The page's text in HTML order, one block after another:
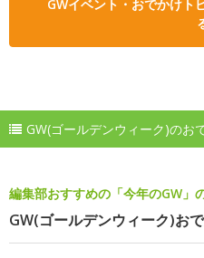
GWイベント・おでかけト
GW(ゴールデンウィーク)のお
編集部おすすめの「今年のGW」
GW(ゴールデンウィーク)お